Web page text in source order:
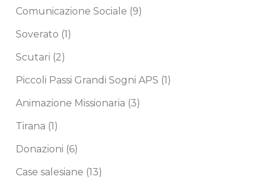
Comunicazione Sociale (9)
Soverato (1)
Scutari (2)
Piccoli Passi Grandi Sogni APS (1)
Animazione Missionaria (3)
Tirana (1)
Donazioni (6)
Case salesiane (13)